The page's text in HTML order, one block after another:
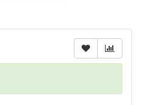
без
(в зависимости от
продажи). Во
с нашими